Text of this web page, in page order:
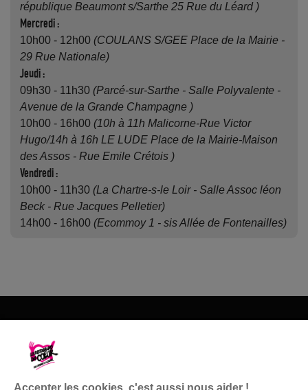
république Beaumont s/Sarthe 25 Rue du Léard )
Mercredi :
10h00 - 12h00(COULANS S/GEE Place de la Mairie -
29 Rue Nationale)
Jeudi :
09h30 - 11h30(Parcé-sur-Sarthe - Salle Polyvalente -
Avenue de la Grande Champagne )
10h00 - 16h00(10h à 11h Malicorne-Rue Victor
Hugo/14h à 16h LE LUDE Place de la Mairie-Maison
des Assos - Rue Emile Crétois )
Vendredi :
10h00 - 11h30(La Chartre-s-le Loir - Salle Assoc léon
Beck - Rue Jacques Pelletier)
14h00 - 16h00(Ecommoy 1 - sis Allée de Fontenailles)
Les Restos du Cœur du 72
1 rue du Champ Fleuri
72190 Coulaines
Accepter les cookies, c'est aussi nous aider !